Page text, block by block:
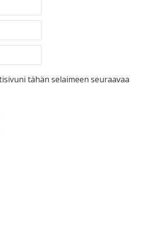
tähän selaimeen seuraavaa